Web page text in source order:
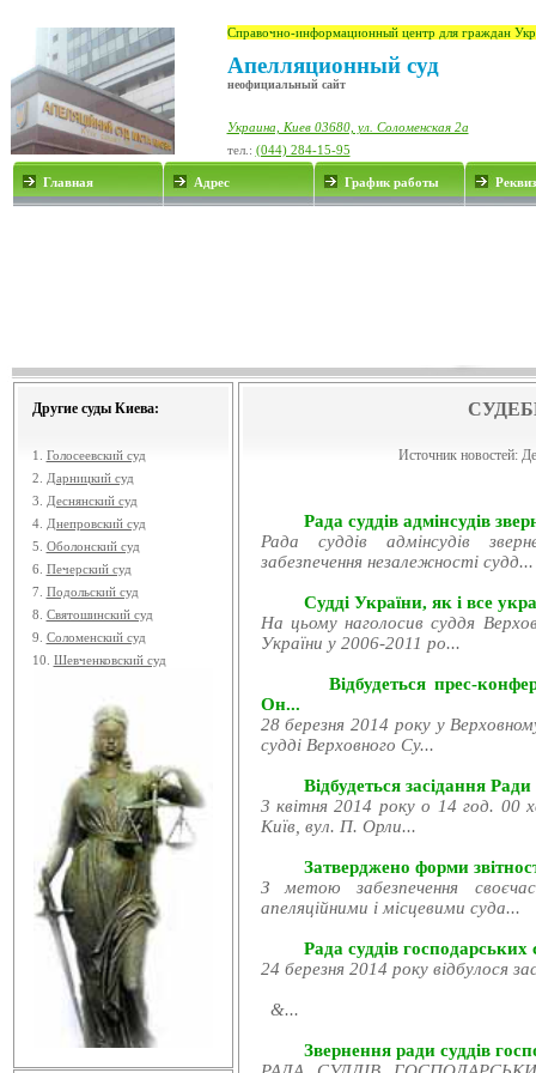
Справочно-информационный центр для граждан
Апелляционный суд
неофициальный сайт
Украина, Киев 03680, ул. Соломенская 2а
тел.: (044) 284-15-95
Главная Адрес График работы
Другие суды Киева:
1. Голосеевский суд
2.
Дарницкий суд
3.
Деснянский суд
4. Днепровский суд
5. Оболонский суд
6. Печерский суд
7. Подольский суд
8. Святошинский суд
9. Соломенский суд
10. Шевченковский суд
Источник новостей:
Рада суддів адмінсудів
Рада суддів адмінсудів
забезпечення незалежності судд...
Судді України, як і все
На цьому наголосив суддя
України у 2006-2011 ро...
Відбудеться прес-
Он...
28 березня 2014 року у
судді Верховного Су...
Відбудеться засідання
3 квітня 2014 року о 14 год. 00
Київ, вул. П. Орли...
Затверджено форми
З метою забезпечення
апеляційними і місцевими суда...
Рада суддів господарських
24 березня 2014 року відбулося
&...
Звернення ради суддів